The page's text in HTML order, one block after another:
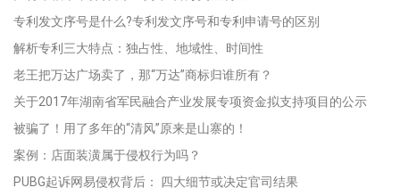
专利发文序号是什么?专利发文序号和专利申请号的区别
解析专利三大特点：独占性、地域性、时间性
老王把万达广场卖了，那“万达”商标归谁所有？
关于2017年湖南省军民融合产业发展专项资金拟支持项目的公示
被骗了！用了多年的“清风”原来是山寨的！
案例：店面装潢属于侵权行为吗？
PUBG起诉网易侵权背后： 四大细节或决定官司结果